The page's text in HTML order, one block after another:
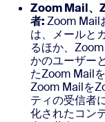
Zoom Mail、
者:Zoom Mail
は、メールと
るほか、
かのユーザー
たZoom Mail
Zoom Mailを
ティの受信者
化されたコン